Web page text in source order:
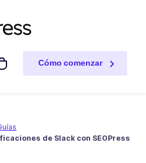
carrito
Cómo comenzar
de Slack con SEOPress